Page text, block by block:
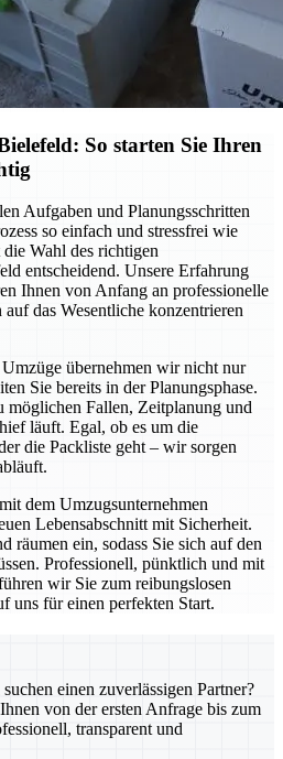
So starten Sie Ihren
Aufgaben und Planungsschritten
so einfach und stressfrei wie
Wahl des richtigen
entscheidend. Unsere Erfahrung
Ihnen von Anfang an professionelle
das Wesentliche konzentrieren
übernehmen wir nicht nur
Sie bereits in der Planungsphase.
möglichen Fallen, Zeitplanung und
läuft. Egal, ob es um die
die Packliste geht – wir sorgen
dem Umzugsunternehmen
Lebensabschnitt mit Sicherheit.
räumen ein, sodass Sie sich auf den
Professionell, pünktlich und mit
wir Sie zum reibungslosen
uns für einen perfekten Start.
einen zuverlässigen Partner?
von der ersten Anfrage bis zum
transparent und